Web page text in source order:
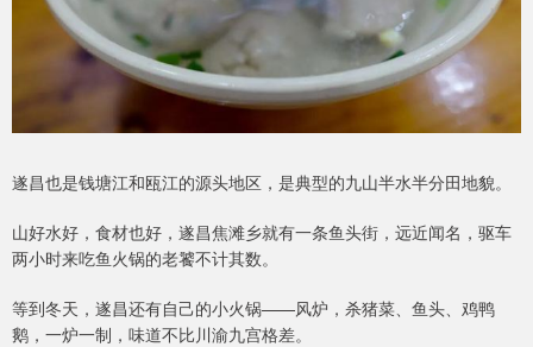
遂昌也是钱塘江和瓯江的源头地区，是典型的九山半水半分田地貌。
山好水好，食材也好，遂昌焦滩乡就有一条鱼头街，远近闻名，驱车
两小时来吃鱼火锅的老饕不计其数。
等到冬天，遂昌还有自己的小火锅——风炉，杀猪菜、鱼头、鸡鸭
鹅，一炉一制，味道不比川渝九宫格差。